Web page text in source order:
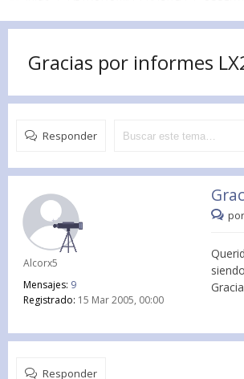
Gracias por informes
Responder
Alcorx5
Mensajes: 9
Registrado: 15 Mar 2005, 00:00
Responder